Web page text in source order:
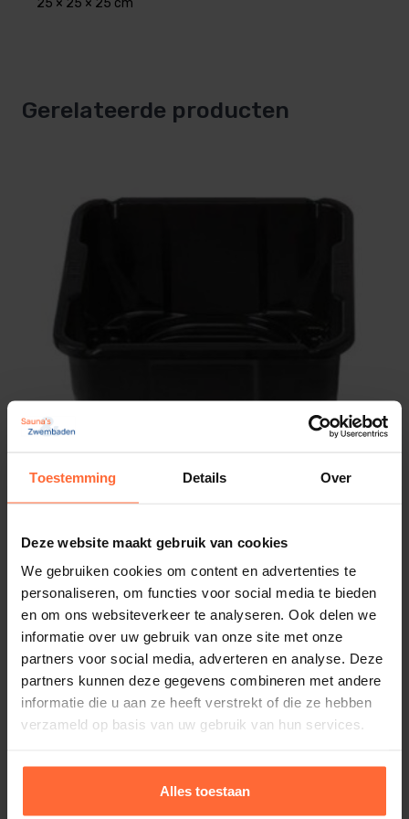
Toestemming Details Over
Deze website maakt gebruik van cookies
We gebruiken cookies om content en advertenties te
personaliseren, om functies voor social media te bieden
en om ons websiteverkeer te analyseren. Ook delen we
informatie over uw gebruik van onze site met onze
partners voor social media, adverteren en analyse. Deze
partners kunnen deze gegevens combineren met andere
informatie die u aan ze heeft verstrekt of die ze hebben
verzameld op basis van uw gebruik van hun services.
Alles toestaan
Gerelateerde producten
Chloor Lekbak Zwart